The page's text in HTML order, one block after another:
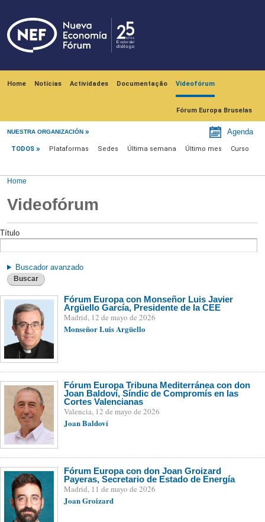
Home Notícias Actividades Documentação Videofórum
Fórum Europa Bruselas
NUESTRA ORGANIZACIÓN Agenda
Videofórum
TODOS Plataformas Sedes Última semana Último mes Curso
Home
Videofórum
Título
Buscador avanzado
Buscar
Fórum Europa con Monseñor Luis Javier
Argüello García, Presidente de la CEE
Madrid, 12 de mayo de 2026
Monseñor Luis Argüello
Fórum Europa Tribuna Mediterránea con don
Joan Baldoví, Síndic de Compromís en las
Cortes Valencianas
Valencia, 12 de mayo de 2026
Joan Baldoví
Fórum Europa con don Joan Groizard
Payeras, Secretario de Estado de Energía
Madrid, 11 de mayo de 2026
Joan Groizard